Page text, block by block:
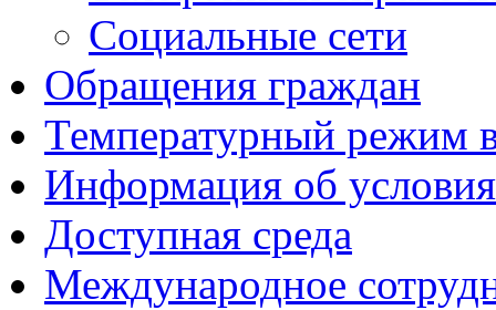
Социальные сети
Обращения граждан
Температурный режим
Информация об
Доступная среда
Международное